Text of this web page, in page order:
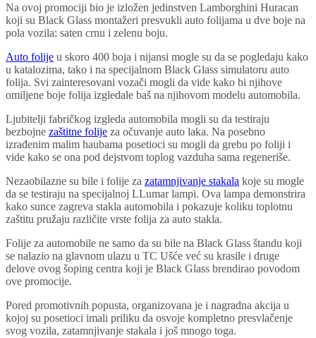
Na ovoj promociji bio je izložen jedinstven Lamborghini Huracan
koji su Black Glass montažeri presvukli auto folijama u dve boje na
pola vozila: saten crnu i zelenu boju.
Auto folije u skoro 400 boja i nijansi mogle su da se pogledaju kako
u katalozima, tako i na specijalnom Black Glass simulatoru auto
folija. Svi zainteresovani vozači mogli da vide kako bi njihove
omiljene boje folija izgledale baš na njihovom modelu automobila.
Ljubitelji fabričkog izgleda automobila mogli su da testiraju
bezbojne zaštitne folije za očuvanje auto laka. Na posebno
izrađenim malim haubama posetioci su mogli da grebu po foliji i
vide kako se ona pod dejstvom toplog vazduha sama regeneriše.
Nezaobilazne su bile i folije za zatamnjivanje stakala koje su mogle
da se testiraju na specijalnoj LLumar lampi. Ova lampa demonstrira
kako sunce zagreva stakla automobila i pokazuje koliku toplotnu
zaštitu pružaju različite vrste folija za auto stakla.
Folije za automobile ne samo da su bile na Black Glass štandu koji
se nalazio na glavnom ulazu u TC Ušće već su krasile i druge
delove ovog šoping centra koji je Black Glass brendirao povodom
ove promocije.
Pored promotivnih popusta, organizovana je i nagradna akcija u
kojoj su posetioci imali priliku da osvoje kompletno presvlačenje
svog vozila, zatamnjivanje stakala i još mnogo toga.